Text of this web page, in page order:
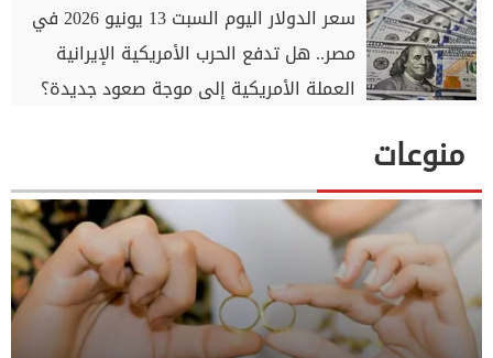
سعر الدولار اليوم السبت 13 يونيو 2026 في
مصر.. هل تدفع الحرب الأمريكية الإيرانية
العملة الأمريكية إلى موجة صعود جديدة؟
منوعات